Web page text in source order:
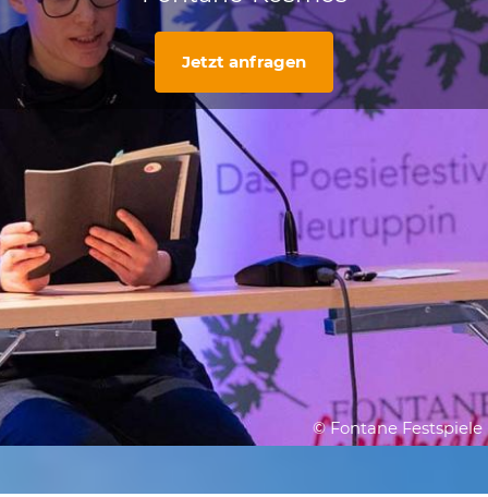
Jetzt anfragen
© Fontane Festspiele